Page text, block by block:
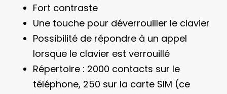
Fort contraste
Une touche pour déverrouiller le clavier
Possibilité de répondre à un appel
lorsque le clavier est verrouillé
Répertoire : 2000 contacts sur le
téléphone, 250 sur la carte SIM (ce